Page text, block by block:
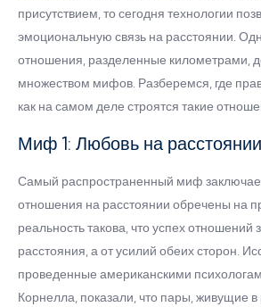
присутствием, то сегодня технологии
эмоциональную связь на расстоянии.
отношения, разделенные километрами,
множеством мифов. Разберемся, где
как на самом деле строятся такие
Миф 1: Любовь на
Самый распространенный миф
отношения на расстоянии обречены на
реальность такова, что успех отношений
расстояния, а от усилий обеих сторон.
проведенные американскими
Корнелла, показали, что пары, живущие в